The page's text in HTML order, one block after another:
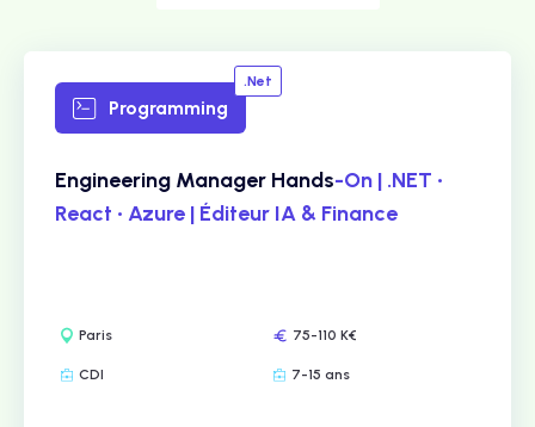
Programming
.Net
Engineering Manager Hands-On | .NET •
React • Azure | Éditeur IA & Finance
Paris 75-110 K€
CDI 7-15 ans